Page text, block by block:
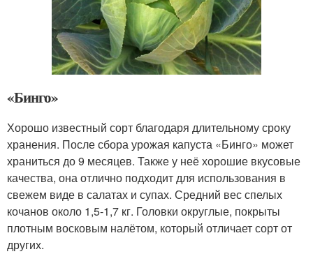
«Бинго»
Хорошо известный сорт благодаря длительному сроку
хранения. После сбора урожая капуста «Бинго» может
храниться до 9 месяцев. Также у неё хорошие вкусовые
качества, она отлично подходит для использования в
свежем виде в салатах и супах. Средний вес спелых
кочанов около 1,5-1,7 кг. Головки округлые, покрыты
плотным восковым налётом, который отличает сорт от
других.